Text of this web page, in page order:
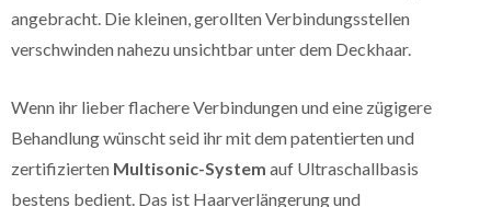
angebracht. Die kleinen, gerollten Verbindungsstellen
verschwinden nahezu unsichtbar unter dem Deckhaar.
Wenn ihr lieber flachere Verbindungen und eine zügigere
Behandlung wünscht seid ihr mit dem patentierten und
zertifizierten Multisonic-System auf Ultraschallbasis
bestens bedient. Das ist Haarverlängerung und